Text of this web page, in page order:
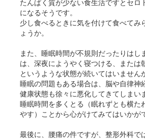
たんぱく質が少ない食生活ですとセロ
になるそうです。
少し食べるときに気を付けて食べてみ
ょうか。
また、睡眠時間が不規則だったりはし
は、深夜にようやく寝つける、または
というような状態が続いてはいません
睡眠の問題もある場合は、脳や自律神
健康状態も徐々に悪化してきてしまい
睡眠時間を多くとる（眠れずとも横た
やす）ことから心がけてみてはいかが
最後に、腰痛の件ですが、整形外科で